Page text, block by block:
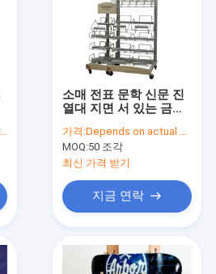
소매 전표 문학 신문 진
열대 지면 서 있는 금속
가격:Depends on actual specifications
MOQ:50 조각
최신 가격 받기
지금 연락